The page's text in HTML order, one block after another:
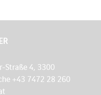
Straße 4, 3300
+43 7472 28 260